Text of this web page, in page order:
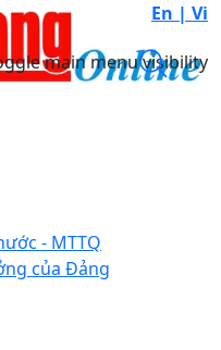
En | Vi
main menu visibility
- MTTQ
của Đảng